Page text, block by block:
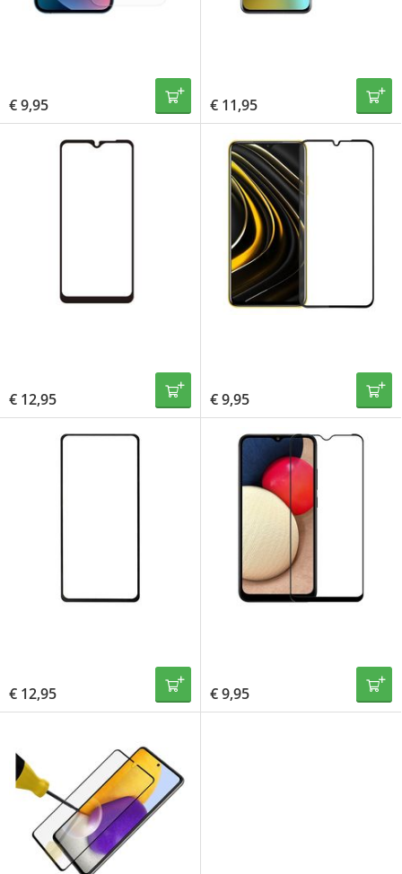
€9,95 € 11,95
€ 12,95 €9,95
€ 12,95 €9,95